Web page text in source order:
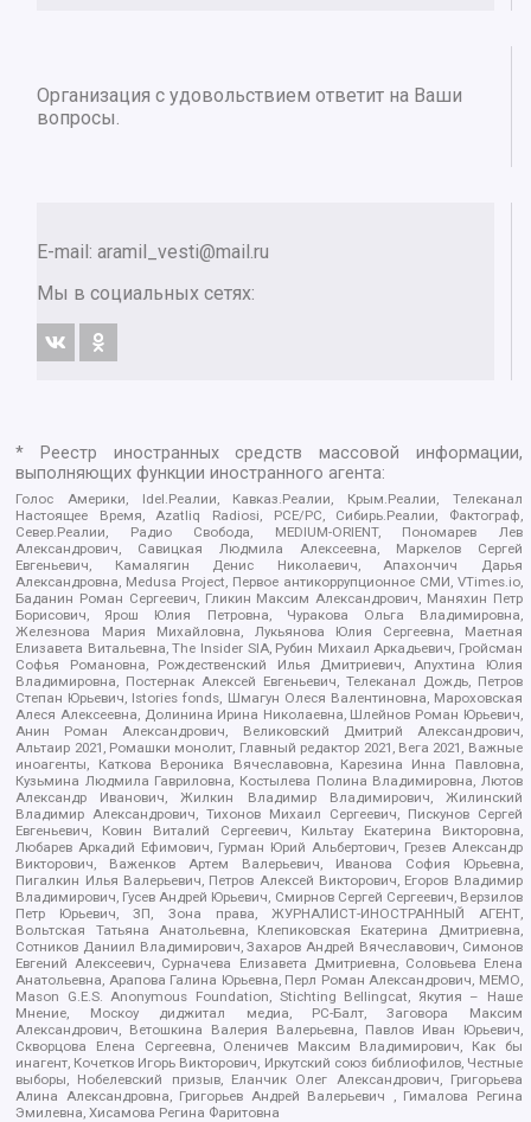
Организация с удовольствием ответит на Ваши
вопросы.
E-mail: aramil_vesti@mail.ru
Мы в социальных сетях:
* Реестр иностранных средств массовой информации,
выполняющих функции иностранного агента:
Голос Америки, Idel.Реалии, Кавказ.Реалии, Крым.Реалии, Телеканал
Настоящее Время, Azatliq Radiosi, PCE/PC, Сибирь.Реалии, Фактограф,
Север.Реалии, Радио Свобода, MEDIUM-ORIENT, Пономарев Лев
Александрович, Савицкая Людмила Алексеевна, Маркелов Сергей
Евгеньевич, Камалягин Денис Николаевич, Апахончич Дарья
Александровна, Medusa Project, Первое антикоррупционное СМИ, VTimes.io,
Баданин Роман Сергеевич, Гликин Максим Александрович, Маняхин Петр
Борисович, Ярош Юлия Петровна, Чуракова Ольга Владимировна,
Железнова Мария Михайловна, Лукьянова Юлия Сергеевна, Маетная
Елизавета Витальевна, The Insider SIA, Рубин Михаил Аркадьевич, Гройсман
Софья Романовна, Рождественский Илья Дмитриевич, Апухтина Юлия
Владимировна, Постернак Алексей Евгеньевич, Телеканал Дождь, Петров
Степан Юрьевич, Istories fonds, Шмагун Олеся Валентиновна, Мароховская
Алеся Алексеевна, Долинина Ирина Николаевна, Шлейнов Роман Юрьевич,
Анин Роман Александрович, Великовский Дмитрий Александрович,
Альтаир 2021, Ромашки монолит, Главный редактор 2021, Вега 2021, Важные
иноагенты, Каткова Вероника Вячеславовна, Карезина Инна Павловна,
Кузьмина Людмила Гавриловна, Костылева Полина Владимировна, Лютов
Александр Иванович, Жилкин Владимир Владимирович, Жилинский
Владимир Александрович, Тихонов Михаил Сергеевич, Пискунов Сергей
Евгеньевич, Ковин Виталий Сергеевич, Кильтау Екатерина Викторовна,
Любарев Аркадий Ефимович, Гурман Юрий Альбертович, Грезев Александр
Викторович, Важенков Артем Валерьевич, Иванова София Юрьевна,
Пигалкин Илья Валерьевич, Петров Алексей Викторович, Егоров Владимир
Владимирович, Гусев Андрей Юрьевич, Смирнов Сергей Сергеевич, Верзилов
Петр Юрьевич, ЗП, Зона права, ЖУРНАЛИСТ-ИНОСТРАННЫЙ АГЕНТ,
Вольтская Татьяна Анатольевна, Клепиковская Екатерина Дмитриевна,
Сотников Даниил Владимирович, Захаров Андрей Вячеславович, Симонов
Евгений Алексеевич, Сурначева Елизавета Дмитриевна, Соловьева Елена
Анатольевна, Арапова Галина Юрьевна, Перл Роман Александрович, МЕМО,
Mason G.E.S. Anonymous Foundation, Stichting Bellingcat, Якутия – Наше
Мнение, Москоу диджитал медиа, РС-Балт, Заговора Максим
Александрович, Ветошкина Валерия Валерьевна, Павлов Иван Юрьевич,
Скворцова Елена Сергеевна, Оленичев Максим Владимирович, Как бы
инагент, Кочетков Игорь Викторович, Иркутский союз библиофилов, Честные
выборы, Нобелевский призыв, Еланчик Олег Александрович, Григорьева
Алина Александровна, Григорьев Андрей Валерьевич , Гималова Регина
Эмилевна, Хисамова Регина Фаритовна